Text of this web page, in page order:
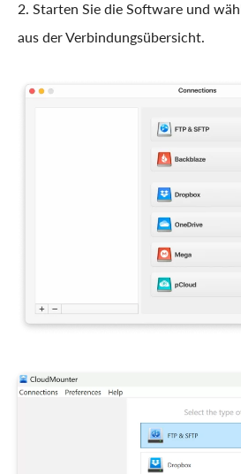
2. Starten Sie die Software und
aus der Verbindungsübersicht.